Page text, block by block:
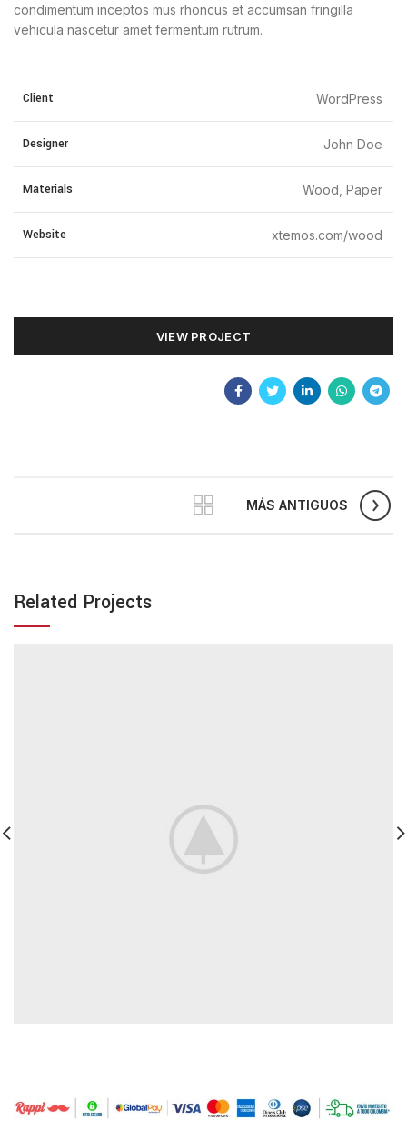
condimentum inceptos mus rhoncus et accumsan fringilla
vehicula nascetur amet fermentum rutrum.
Client WordPress
Designer John Doe
Materials Wood, Paper
Website xtemos.com/wood
VIEW PROJECT
MÁS ANTIGUOS
Related Projects